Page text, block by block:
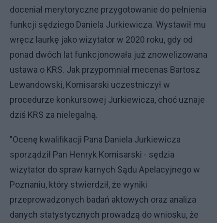
doceniał merytoryczne przygotowanie do pełnienia
funkcji sędziego Daniela Jurkiewicza. Wystawił mu
wręcz laurkę jako wizytator w 2020 roku, gdy od
ponad dwóch lat funkcjonowała już znowelizowana
ustawa o KRS. Jak przypomniał mecenas Bartosz
Lewandowski, Komisarski uczestniczył w
procedurze konkursowej Jurkiewicza, choć uznaje
dziś KRS za nielegalną.
"Ocenę kwalifikacji Pana Daniela Jurkiewicza
sporządził Pan Henryk Komisarski - sędzia
wizytator do spraw karnych Sądu Apelacyjnego w
Poznaniu, który stwierdził, że wyniki
przeprowadzonych badań aktowych oraz analiza
danych statystycznych prowadzą do wniosku, że